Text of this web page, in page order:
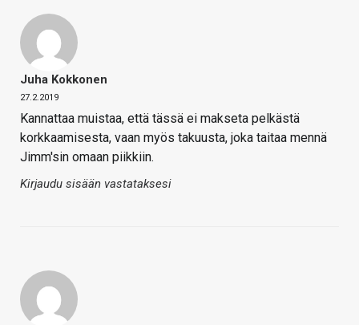
Juha Kokkonen
27.2.2019
Kannattaa muistaa, että tässä ei makseta pelkästä
korkkaamisesta, vaan myös takuusta, joka taitaa mennä
Jimm'sin omaan piikkiin.
Kirjaudu sisään vastataksesi